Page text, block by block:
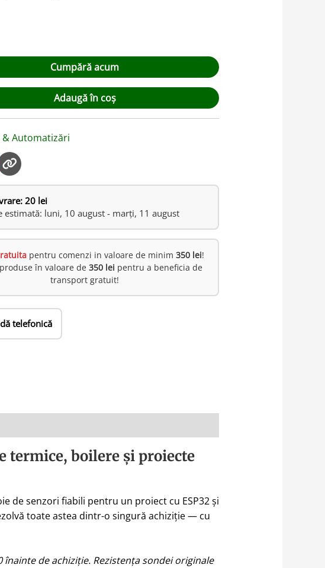
Cumpără acum
Adaugă în coș
& Automatizări
20 lei
estimată: luni, 10 august - marți, 11 august
pentru comenzi in valoare de minim 350 lei!
în valoare de350 lei pentru a beneficia de
transport gratuit!
telefonică
termice, boilere și proiecte
de senzori fiabili pentru un proiect cu ESP32 și
toate astea dintr-o singură achiziție — cu
înainte de achiziție. Rezistența sondei originale